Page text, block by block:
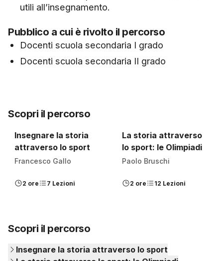
utili all’insegnamento.
Pubblico a cui è rivolto il percorso
Docenti scuola secondaria I grado
Docenti scuola secondaria II grado
Scopri il percorso
Insegnare la storia
attraverso lo sport
Francesco Gallo
2 ore 7 Lezioni
La storia attraverso
lo sport: le Olimpiadi
Paolo Bruschi
2 ore 12 Lezioni
Scopri il percorso
Insegnare la storia attraverso lo sport